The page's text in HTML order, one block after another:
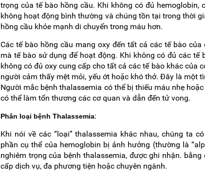
trọng của tế bào hồng cầu. Khi không có đủ hemoglobin,
không hoạt động bình thường và chúng tồn tại trong thời
hồng cầu khỏe mạnh di chuyển trong máu hơn.
Các tế bào hồng cầu mang oxy đến tất cả các tế bào
mà tế bào sử dụng để hoạt động. Khi không có đủ các tế
không có đủ oxy cung cấp cho tất cả các tế bào khác của
người cảm thấy mệt mỏi, yếu ớt hoặc khó thở. Đây là một
Người mắc bệnh thalassemia có thể bị thiếu máu nhẹ
có thể làm tổn thương các cơ quan và dẫn đến tử vong.
Phân loại bệnh Thalassemia:
Khi nói về các “loại” thalassemia khác nhau, chúng ta
phần cụ thể của hemoglobin bị ảnh hưởng (thường là
nghiêm trọng của bệnh thalassemia, được ghi nhận.
cấp dịch vụ, đa phương tiện hoặc chuyên ngành.